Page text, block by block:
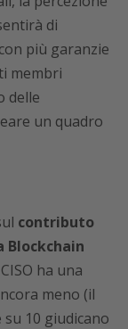
di
più garanzie
membri
delle
un quadro
contributo
Blockchain
ha una
meno (il
su 10 giudicano